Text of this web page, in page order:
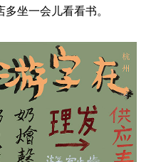
坐一会儿看看书。